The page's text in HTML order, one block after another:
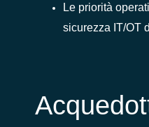
Le priorità
sicurezza IT/OT